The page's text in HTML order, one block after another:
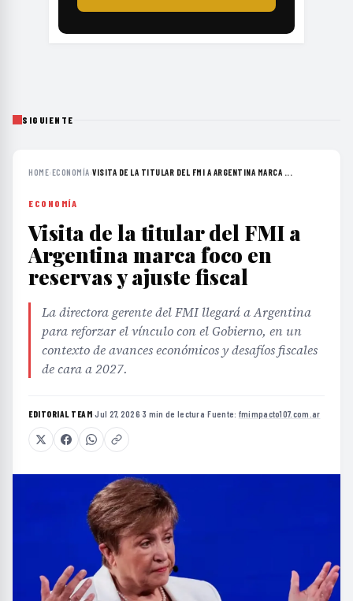
SIGUIENTE
HOME›ECONOMÍA›VISITA DE LA TITULAR DEL FMI A ARGENTINA MARCA ...
ECONOMÍA
Visita de la titular del FMI a
Argentina marca foco en
reservas y ajuste fiscal
La directora gerente del FMI llegará a Argentina
para reforzar el vínculo con el Gobierno, en un
contexto de avances económicos y desafíos fiscales
de cara a 2027.
EDITORIAL TEAM·Jul 27, 2026·3 min de lectura·Fuente: fmimpacto107.com.ar